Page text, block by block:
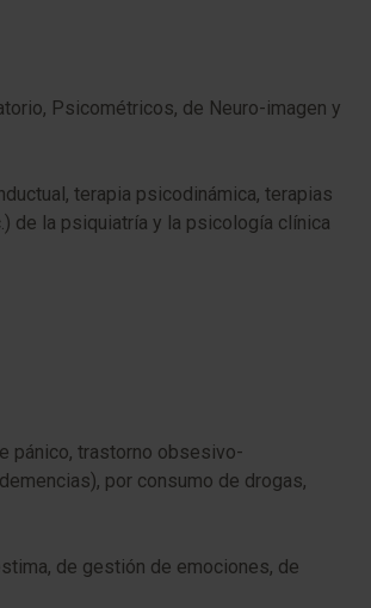
Psicométricos, de Neuro-imagen y
terapia psicodinámica, terapias
de la psiquiatría y la psicología clínica
pánico, trastorno obsesivo-
por consumo de drogas,
de gestión de emociones, de